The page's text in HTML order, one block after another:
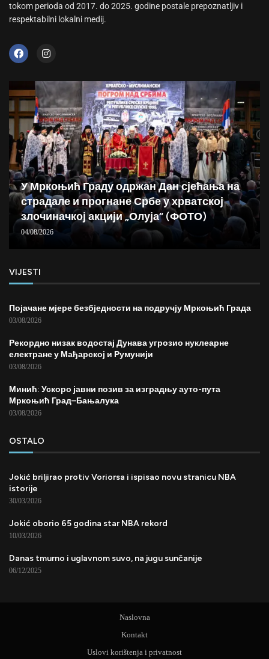
tokom perioda od 2017. do 2025. godine postale prepoznatljiv i
respektabilni lokalni medij.
У Мркоњић Граду одржан Дан сјећања на
страдале и прогнане Србе у хрватској
злочиначкој акцији „Олуја“ (ФОТО)
04/08/2026
VIJESTI
Појачане мјере безбједности на подручју Мркоњић Града
03/08/2026
Рекордно низак водостај Дунава угрозио нуклеарне
електране у Мађарској и Румунији
03/08/2026
Минић: Ускоро јавни позив за изградњу ауто-пута
Мркоњић Град–Бањалука
03/08/2026
OSTALO
Jokić briljirao protiv Voriorsa i ispisao novu stranicu NBA
istorije
30/03/2026
Jokić oborio 65 godina star NBA rekord
10/03/2026
Danas tmurno i uglavnom suvo, na jugu sunčanije
06/12/2025
Naslovna
Kontakt
Uslovi korištenja i privatnost